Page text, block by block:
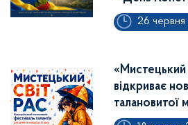
26
відкриває
талановитої